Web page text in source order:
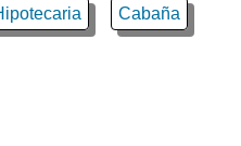
Cabaña